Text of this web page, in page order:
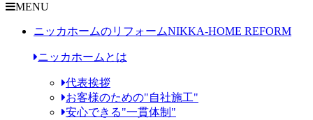
MENU
ニッカホームのリフォームNIKKA-HOME REFORM
ニッカホームとは
代表挨拶
お客様のための"自社施工"
安心できる"一貫体制"